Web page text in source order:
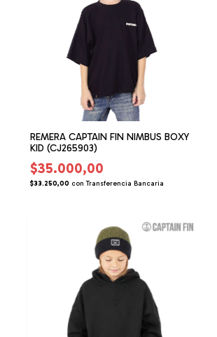
REMERA CAPTAIN FIN NIMBUS BOXY
KID (CJ265903)
$35.000,00
$33.250,00 con Transferencia Bancaria